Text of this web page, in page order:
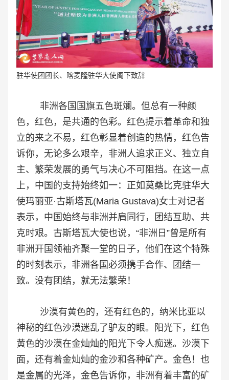
驻华使团团长、喀麦隆驻华大使阁下致辞
非洲各国国旗五色斑斓。但总有一种颜
色，红色，是共通的色彩。红色提示着革命和独
立的来之不易，红色彰显着创造的热情，红色告
诉你，无论多么艰辛，非洲人追求正义、独立自
主、繁荣发展的勇气与决心不可阻挡。在这一点
上，中国的支持始终如一：正如莫桑比克驻华大
使玛丽亚·古斯塔瓦(Maria Gustava)女士对记者
表示，中国始终与非洲并肩同行，团结互助、共
克时艰。 古斯塔瓦大使也说，“非洲日”曾是所有
非洲开国领袖齐聚一堂的日子，他们在这个特殊
的时刻表示，非洲各国必须携手合作、团结一
致。没有团结，就无法繁荣！
沙漠有黄色的，还有红色的，纳米比亚以
神秘的红色沙漠迷乱了驴友的眼。阳光下，红色
黄色的沙漠在金灿灿的阳光下令人痴迷。沙漠下
面，还有着金灿灿的金沙和各种矿产。金色！也
是金属的光泽，金色告诉你，非洲有着丰富的矿